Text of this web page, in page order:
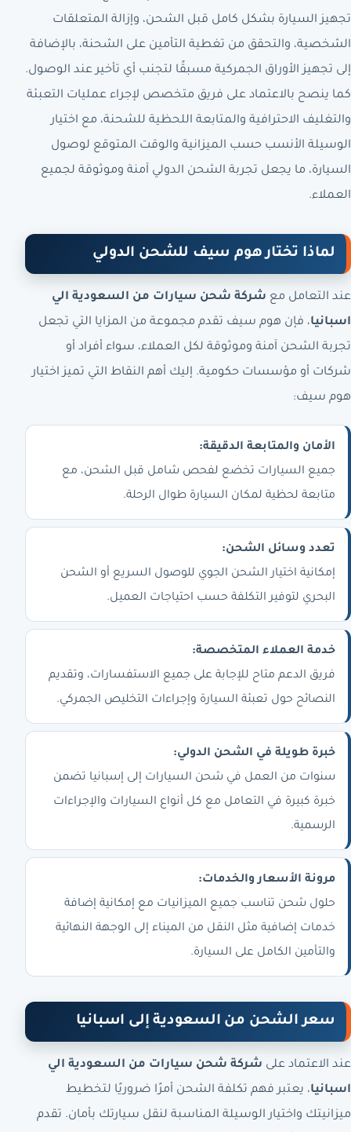
تجهيز السيارة بشكل كامل قبل الشحن، وإزالة المتعلقات
الشخصية، والتحقق من تغطية التأمين على الشحنة، بالإضافة
إلى تجهيز الأوراق الجمركية مسبقًا لتجنب أي تأخير عند الوصول.
كما ينصح بالاعتماد على فريق متخصص لإجراء عمليات التعبئة
والتغليف الاحترافية والمتابعة اللحظية للشحنة، مع اختيار
الوسيلة الأنسب حسب الميزانية والوقت المتوقع لوصول
السيارة، ما يجعل تجربة الشحن الدولي آمنة وموثوقة لجميع
العملاء.
لماذا تختار هوم سيف للشحن الدولي
عند التعامل مع شركة شحن سيارات من السعودية الي
اسبانيا، فإن هوم سيف تقدم مجموعة من المزايا التي تجعل
تجربة الشحن آمنة وموثوقة لكل العملاء، سواء أفراد أو
شركات أو مؤسسات حكومية. إليك أهم النقاط التي تميز اختيار
هوم سيف:
الأمان والمتابعة الدقيقة:
جميع السيارات تخضع لفحص شامل قبل الشحن، مع
متابعة لحظية لمكان السيارة طوال الرحلة.
تعدد وسائل الشحن:
إمكانية اختيار الشحن الجوي للوصول السريع أو الشحن
البحري لتوفير التكلفة حسب احتياجات العميل.
خدمة العملاء المتخصصة:
فريق الدعم متاح للإجابة على جميع الاستفسارات، وتقديم
النصائح حول تعبئة السيارة وإجراءات التخليص الجمركي.
خبرة طويلة في الشحن الدولي:
سنوات من العمل في شحن السيارات إلى إسبانيا تضمن
خبرة كبيرة في التعامل مع كل أنواع السيارات والإجراءات
الرسمية.
مرونة الأسعار والخدمات:
حلول شحن تناسب جميع الميزانيات مع إمكانية إضافة
خدمات إضافية مثل النقل من الميناء إلى الوجهة النهائية
والتأمين الكامل على السيارة.
سعر الشحن من السعودية إلى اسبانيا
عند الاعتماد على شركة شحن سيارات من السعودية الي
اسبانيا، يعتبر فهم تكلفة الشحن أمرًا ضروريًا لتخطيط
ميزانيتك واختيار الوسيلة المناسبة لنقل سيارتك بأمان. تقدم